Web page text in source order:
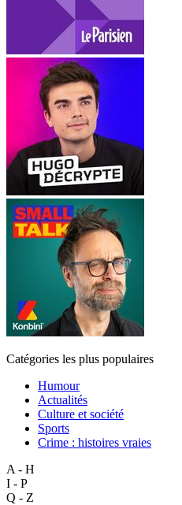
Catégories les plus populaires
Humour
Actualités
Culture et société
Sports
Crime : histoires vraies
A - H
I - P
Q - Z